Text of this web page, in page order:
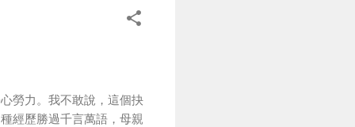
勞力。我不敢說，這個抉
經歷勝過千言萬語，母親